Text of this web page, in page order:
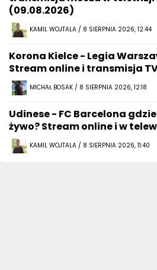
(09.08.2026)
KAMIL WOJTALA / 8 SIERPNIA 2026, 12:44
Korona Kielce - Legia
Stream online i transmisja
MICHAŁ BOSAK / 8 SIERPNIA 2026, 12:18
Udinese - FC Barcelona
żywo? Stream online i w
KAMIL WOJTALA / 8 SIERPNIA 2026, 11:40